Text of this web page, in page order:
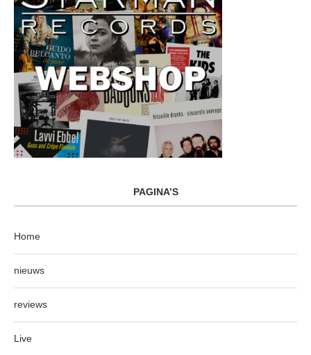
PAGINA’S
Home
nieuws
reviews
Live